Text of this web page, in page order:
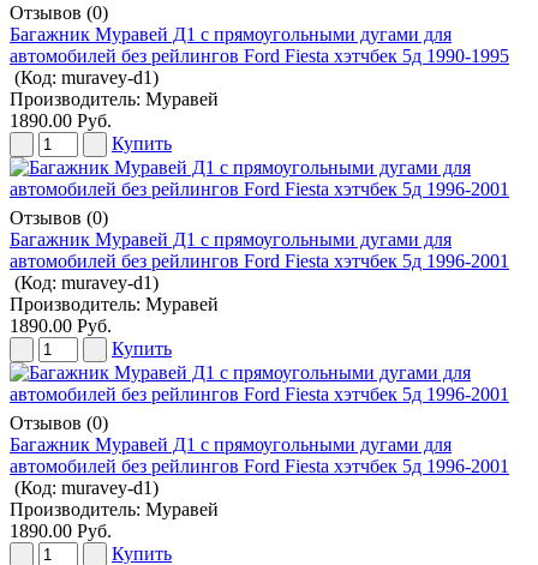
Отзывов (0)
Багажник Муравей Д1 с прямоугольными дугами для
автомобилей без рейлингов Ford Fiesta хэтчбек 5д 1990-1995
(Код: muravey-d1)
Производитель: Муравей
1890.00 Руб.
Купить
Отзывов (0)
Багажник Муравей Д1 с прямоугольными дугами для
автомобилей без рейлингов Ford Fiesta хэтчбек 5д 1996-2001
(Код: muravey-d1)
Производитель: Муравей
1890.00 Руб.
Купить
Отзывов (0)
Багажник Муравей Д1 с прямоугольными дугами для
автомобилей без рейлингов Ford Fiesta хэтчбек 5д 1996-2001
(Код: muravey-d1)
Производитель: Муравей
1890.00 Руб.
Купить